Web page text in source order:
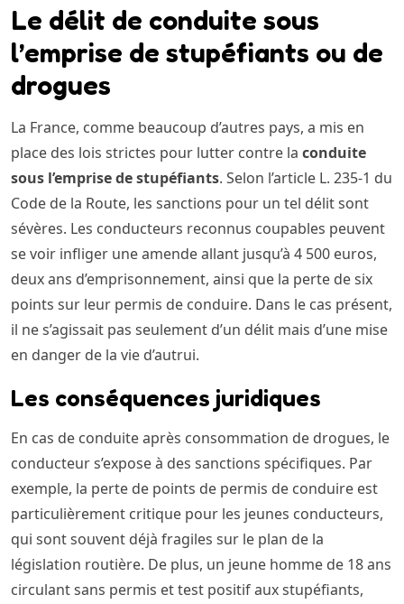
Le délit de conduite sous
l’emprise de stupéfiants ou de
drogues
La France, comme beaucoup d’autres pays, a mis en
place des lois strictes pour lutter contre la conduite
sous l’emprise de stupéfiants. Selon l’article L. 235-1 du
Code de la Route, les sanctions pour un tel délit sont
sévères. Les conducteurs reconnus coupables peuvent
se voir infliger une amende allant jusqu’à 4 500 euros,
deux ans d’emprisonnement, ainsi que la perte de six
points sur leur permis de conduire. Dans le cas présent,
il ne s’agissait pas seulement d’un délit mais d’une mise
en danger de la vie d’autrui.
Les conséquences juridiques
En cas de conduite après consommation de drogues, le
conducteur s’expose à des sanctions spécifiques. Par
exemple, la perte de points de permis de conduire est
particulièrement critique pour les jeunes conducteurs,
qui sont souvent déjà fragiles sur le plan de la
législation routière. De plus, un jeune homme de 18 ans
circulant sans permis et test positif aux stupéfiants,